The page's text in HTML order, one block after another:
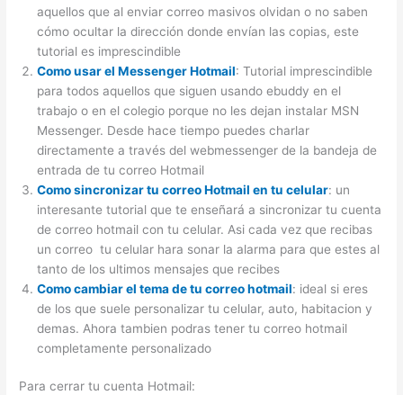
aquellos que al enviar correo masivos olvidan o no saben
cómo ocultar la dirección donde envían las copias, este
tutorial es imprescindible
Como usar el Messenger Hotmail: Tutorial imprescindible
para todos aquellos que siguen usando ebuddy en el
trabajo o en el colegio porque no les dejan instalar MSN
Messenger. Desde hace tiempo puedes charlar
directamente a través del webmessenger de la bandeja de
entrada de tu correo Hotmail
Como sincronizar tu correo Hotmail en tu celular: un
interesante tutorial que te enseñará a sincronizar tu cuenta
de correo hotmail con tu celular. Asi cada vez que recibas
un correo tu celular hara sonar la alarma para que estes al
tanto de los ultimos mensajes que recibes
Como cambiar el tema de tu correo hotmail: ideal si eres
de los que suele personalizar tu celular, auto, habitacion y
demas. Ahora tambien podras tener tu correo hotmail
completamente personalizado
Para cerrar tu cuenta Hotmail: